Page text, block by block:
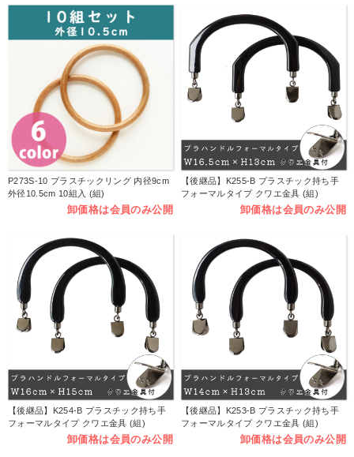
P273S-10 プラスチックリング 内径9cm
外径10.5cm 10組入 (組)
卸価格は会員のみ公開
【後継品】K255-B プラスチック持ち手
フォーマルタイプ クワエ金具 (組)
卸価格は会員のみ公開
【後継品】K254-B プラスチック持ち手
フォーマルタイプ クワエ金具 (組)
卸価格は会員のみ公開
【後継品】K253-B プラスチック持ち手
フォーマルタイプ クワエ金具 (組)
卸価格は会員のみ公開